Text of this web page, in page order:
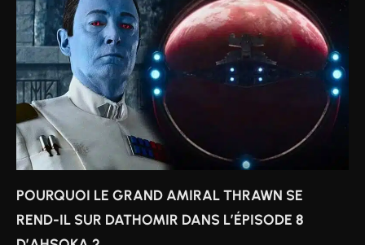
POURQUOI LE GRAND AMIRAL THRAWN SE
REND-IL SUR DATHOMIR DANS L’ÉPISODE 8